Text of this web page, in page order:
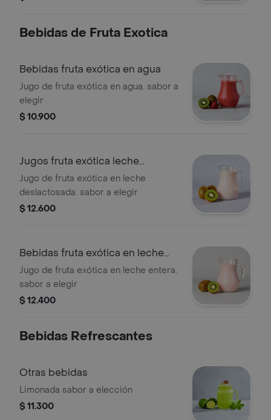
Bebidas de Fruta Exotica
Bebidas fruta exótica en agua
Jugo de fruta exótica en agua. sabor a
elegir
$ 10.900
Jugos fruta exótica leche
deslactosada
Jugo de fruta exótica en leche
deslactosada. sabor a elegir
$ 12.600
Bebidas fruta exótica en leche
entera
Jugo de fruta exótica en leche entera.
sabor a elegir
$ 12.400
Bebidas Refrescantes
Otras bebidas
Limonada sabor a elección
$ 11.300